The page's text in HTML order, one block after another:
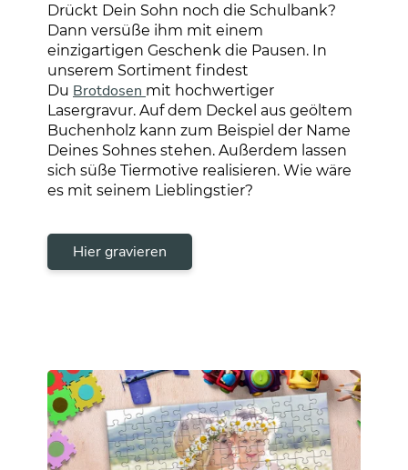
Drückt Dein Sohn noch die Schulbank?
Dann versüße ihm mit einem
einzigartigen Geschenk die Pausen. In
unserem Sortiment findest
Du Brotdosen mit hochwertiger
Lasergravur. Auf dem Deckel aus geöltem
Buchenholz kann zum Beispiel der Name
Deines Sohnes stehen. Außerdem lassen
sich süße Tiermotive realisieren. Wie wäre
es mit seinem Lieblingstier?
Hier gravieren